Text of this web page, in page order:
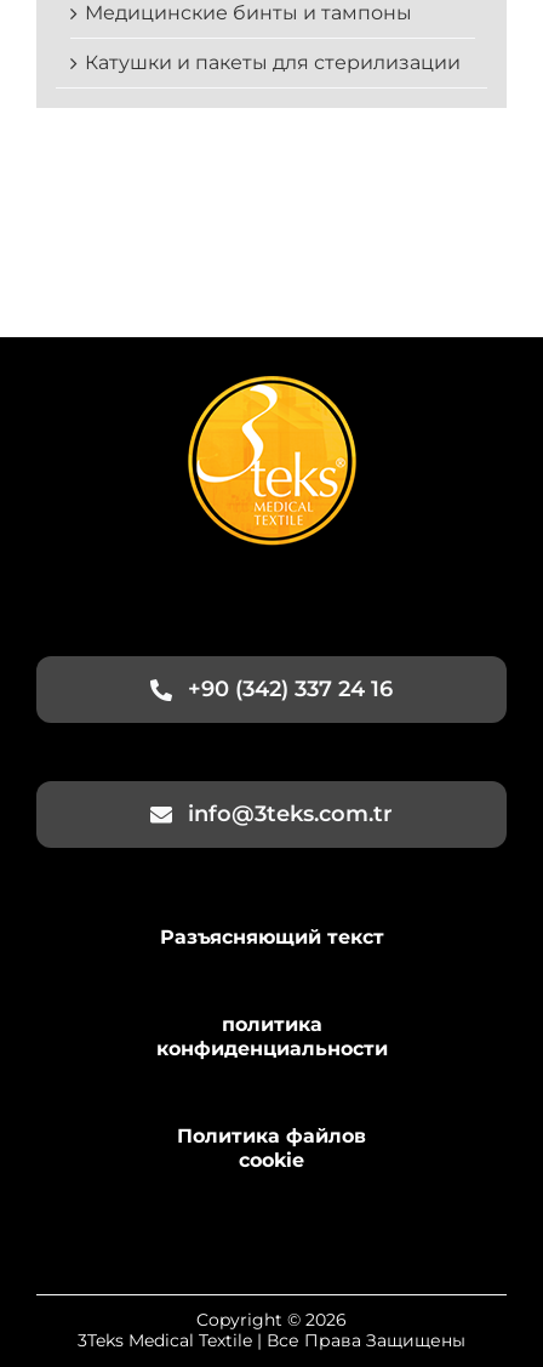
Медицинские бинты и тампоны
Катушки и пакеты для стерилизации
+90 (342) 337 24 16
info@3teks.com.tr
Разъясняющий текст
политика
конфиденциальности
Политика файлов
cookie
Copyright © 2026
3Teks Medical Textile | Все Права Защищены